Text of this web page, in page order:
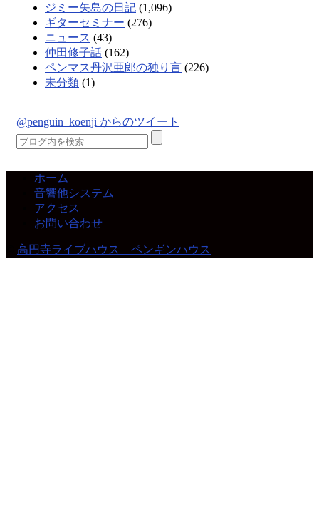
ジミー矢島の日記 (1,096)
ギターセミナー (276)
ニュース (43)
仲田修子話 (162)
ペンマス丹沢亜郎の独り言 (226)
未分類 (1)
@penguin_koenji からのツイート
ホーム
音響他システム
アクセス
お問い合わせ
高円寺ライブハウス ペンギンハウス